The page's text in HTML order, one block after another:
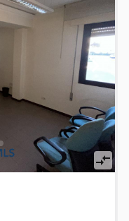
keyboard_arrow_right
compare_arrows